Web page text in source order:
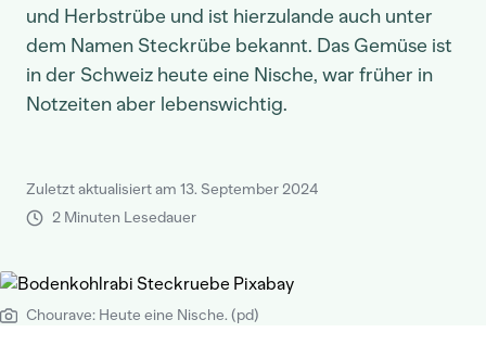
und Herbstrübe und ist hierzulande auch unter
dem Namen Steckrübe bekannt. Das Gemüse ist
in der Schweiz heute eine Nische, war früher in
Notzeiten aber lebenswichtig.
Zuletzt aktualisiert am 13. September 2024
2 Minuten Lesedauer
Chourave: Heute eine Nische. (pd)